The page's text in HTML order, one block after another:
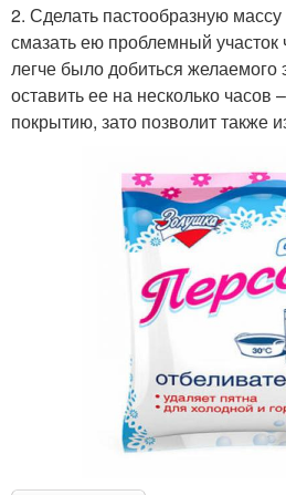
2. Сделать пастообразную массу
смазать ею проблемный
легче было добиться
оставить ее на несколько часов
покрытию, зато позволит также